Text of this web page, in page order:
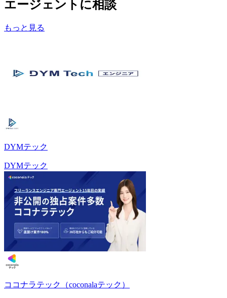
エージェントに相談
もっと見る
DYMテック
DYMテック
ココナラテック（coconalaテック）